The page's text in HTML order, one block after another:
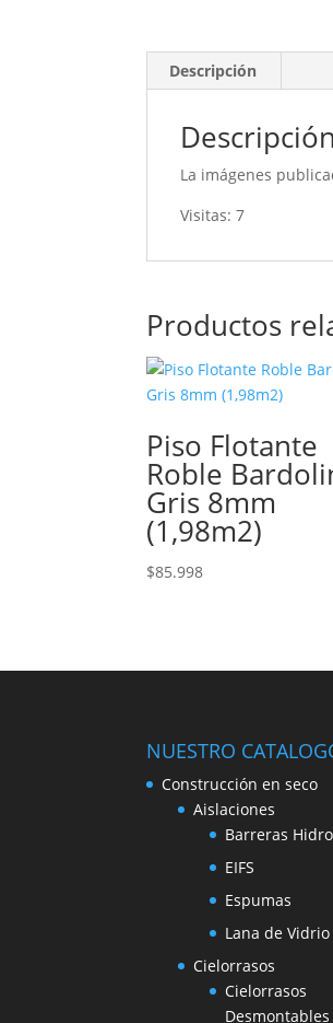
Descripción
Descripción
La imágenes
Visitas: 7
Productos
Piso Flotante
Roble
Gris 8mm
(1,98m2)
$85.998
NUESTRO
Construcción en seco
Aislaciones
Barreras
EIFS
Espumas
Lana de Vidrio
Cielorrasos
Cielorrasos
Desmontables